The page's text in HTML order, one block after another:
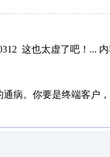
这也太虚了吧！...
通病。你要是终端客